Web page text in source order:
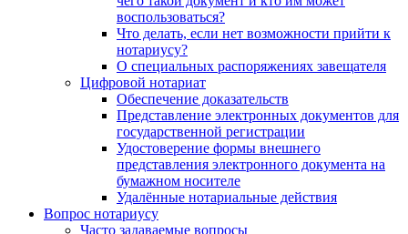
воспользоваться?
Что делать, если нет возможности прийти к
нотариусу?
О специальных распоряжениях завещателя
Цифровой нотариат
Обеспечение доказательств
Представление электронных документов для
государственной регистрации
Удостоверение формы внешнего
представления электронного документа на
бумажном носителе
Удалённые нотариальные действия
Вопрос нотариусу
Часто задаваемые вопросы